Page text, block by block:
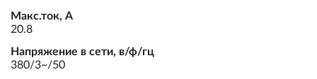
Макс.ток, А
20.8
Напряжение в сети, в/ф/гц
380/3~/50